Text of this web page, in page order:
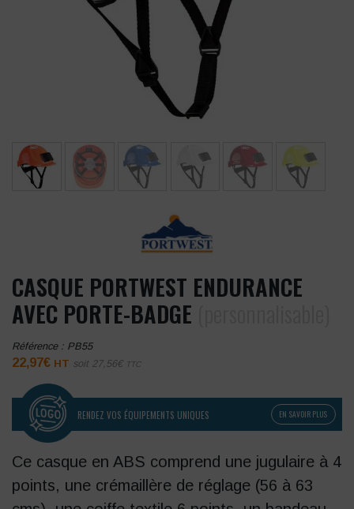
CASQUE PORTWEST ENDURANCE
AVEC PORTE-BADGE
Référence : PB55
22,97€ HT soit 27,56€ TTC
RENDEZ VOS ÉQUIPEMENTS UNIQUES EN SAVOIR PLUS
Ce casque en ABS comprend une jugulaire à 4
points, une crémaillère de réglage (56 à 63